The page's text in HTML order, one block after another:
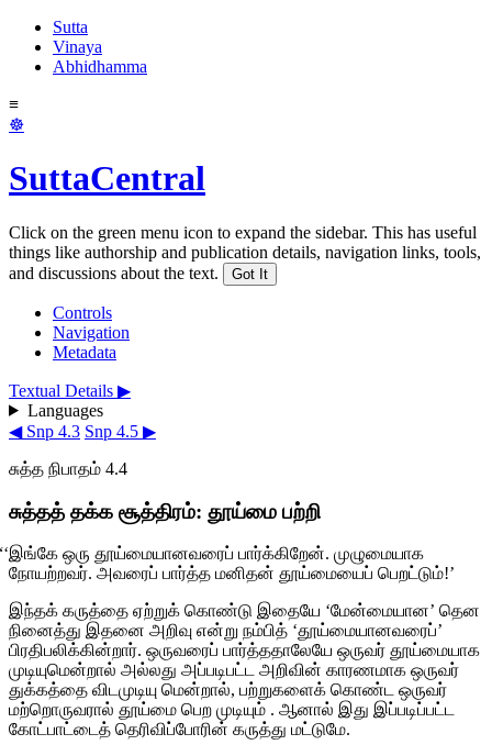
Sutta
Vinaya
Abhidhamma
≡
☸
SuttaCentral
Click on the green menu icon to expand the sidebar. This has useful
things like authorship and publication details, navigation links, tools,
and discussions about the text.
Got It
Controls
Navigation
Metadata
Textual Details ▶
Languages
◀ Snp 4.3 Snp 4.5 ▶
சுத்த நிபாதம் 4.4
சுத்தத் தக்க சூத்திரம்: தூய்மை பற்றி
ஒரு தூய்மையானவரைப் பார்க்கிறேன். முழுமையாக
நோயற்றவர். அவரைப் பார்த்த மனிதன் தூய்மையைப் பெறட்டும்!’
இந்தக் கருத்தை ஏற்றுக் கொண்டு இதையே ‘மேன்மையான’ தென
நினைத்து இதனை அறிவு என்று நம்பித் ‘தூய்மையானவரைப்’
பிரதிபலிக்கின்றார். ஒருவரைப் பார்த்ததாலேயே ஒருவர் தூய்மையாக
முடியுமென்றால் அல்லது அப்படிபட்ட அறிவின் காரணமாக ஒருவர்
துக்கத்தை விடமுடியு மென்றால், பற்றுகளைக் கொண்ட ஒருவர்
மற்றொருவரால் தூய்மை பெற முடியும் . ஆனால் இது இப்படிப்பட்ட
கோட்பாட்டைத் தெரிவிப்போரின் கருத்து மட்டுமே.